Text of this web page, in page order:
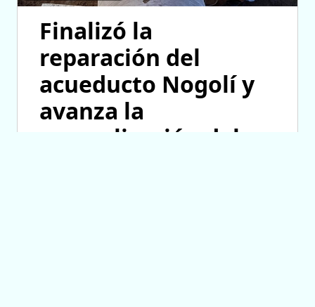
Finalizó la
reparación del
acueducto Nogolí y
avanza la
normalización del